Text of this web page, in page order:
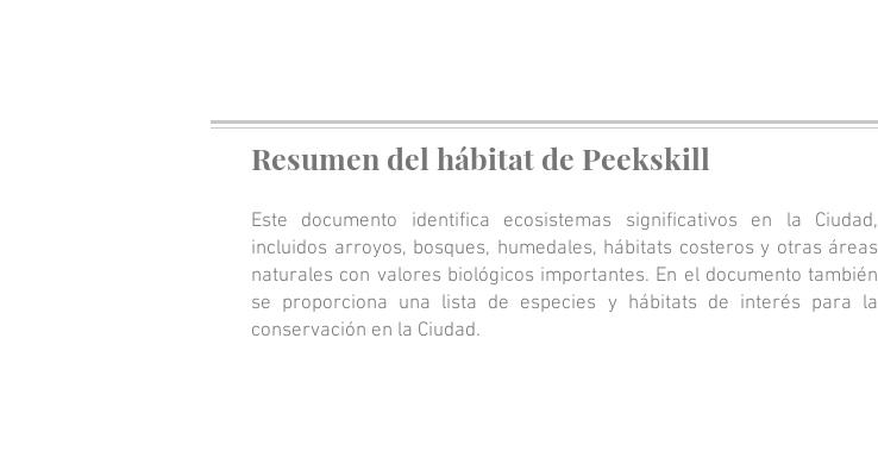
Resumen del hábitat de Peekskill
Este documento identifica ecosistemas significativos en la Ciudad,
incluidos arroyos, bosques, humedales, hábitats costeros y otras áreas
naturales con valores biológicos importantes. En el documento también
se proporciona una lista de especies y hábitats de interés para la
conservación en la Ciudad.